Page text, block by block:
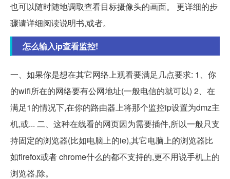
也可以随时随地调取查看目标摄像头的画面。 更详细的步
骤请详细阅读说明书,或者。
怎么输入ip查看监控!
一、如果你是想在其它网络上观看要满足几点要求: 1、你
的wifi所在的网络要有公网地址(一般电信的就可以) 2、在
满足1的情况下,在你的路由器上将那个监控ip设置为dmz主
机,或... 二、这种在线看的网页因为需要插件,所以一般只支
持固定的浏览器(比如电脑上的ie),其它电脑上的浏览器比
如firefox或者 chrome什么的都不支持的,更不用说手机上的
浏览器,除。